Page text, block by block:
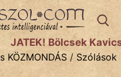
KÖZMONDÁStémák:
JÁTÉK! Bölcsek
KÖZMONDÁS / Szólások